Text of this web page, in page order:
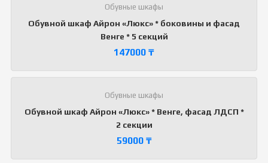
Обувные шкафы
Обувной шкаф Айрон «Люкс» * боковины и фасад
Венге * 5 секций
147000 ₸
Обувные шкафы
Обувной шкаф Айрон «Люкс» * Венге, фасад ЛДСП *
2 секции
59000 ₸